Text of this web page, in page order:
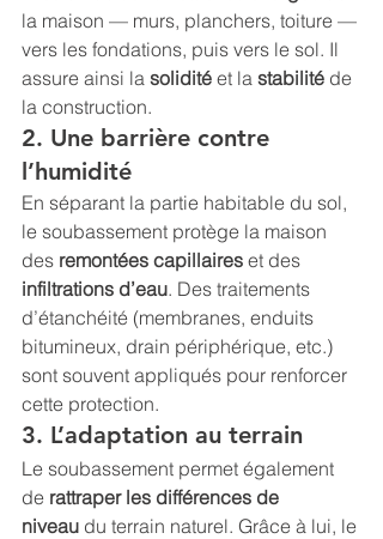
la maison — murs, planchers, toiture —
vers les fondations, puis vers le sol. Il
assure ainsi la solidité et la stabilité de
la construction.
2. Une barrière contre
l’humidité
En séparant la partie habitable du sol,
le soubassement protège la maison
des remontées capillaires et des
infiltrations d’eau. Des traitements
d’étanchéité (membranes, enduits
bitumineux, drain périphérique, etc.)
sont souvent appliqués pour renforcer
cette protection.
3. L’adaptation au terrain
Le soubassement permet également
de rattraper les différences de
niveau du terrain naturel. Grâce à lui, le